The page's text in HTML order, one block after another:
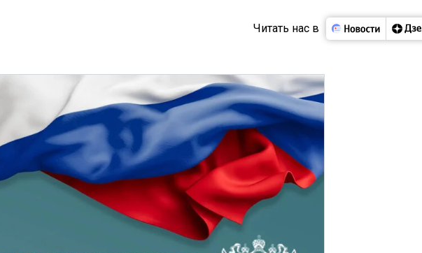
Читать нас в